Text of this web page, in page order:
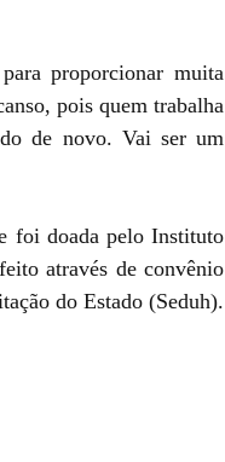
proporcionar muita
pois quem trabalha
de novo. Vai ser um
foi doada pelo Instituto
através de convênio
do Estado (Seduh).